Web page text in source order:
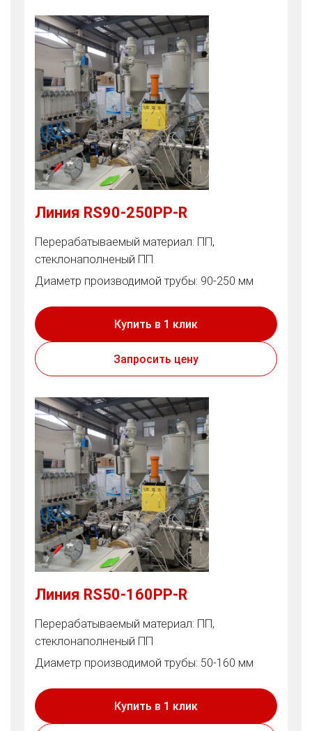
Линия RS90-250PP-R
Перерабатываемый материал: ПП,
стеклонаполненый ПП
Диаметр производимой трубы: 90-250 мм
Купить в 1 клик
Запросить цену
Линия RS50-160PP-R
Перерабатываемый материал: ПП,
стеклонаполненый ПП
Диаметр производимой трубы: 50-160 мм
Купить в 1 клик